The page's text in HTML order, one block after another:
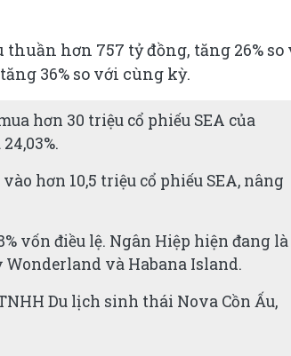
hơn 757 tỷ đồng, tăng 26% so
36% so với cùng kỳ.
hơn 30 triệu cổ phiếu SEA của
hơn 10,5 triệu cổ phiếu SEA, nâng
vốn điều lệ. Ngân Hiệp hiện đang là
và Habana Island.
Du lịch sinh thái Nova Cồn Ấu,